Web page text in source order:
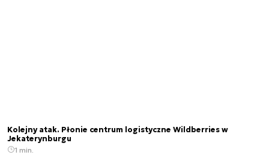
Kolejny atak. Płonie centrum logistyczne Wildberries w
Jekaterynburgu
1 min.